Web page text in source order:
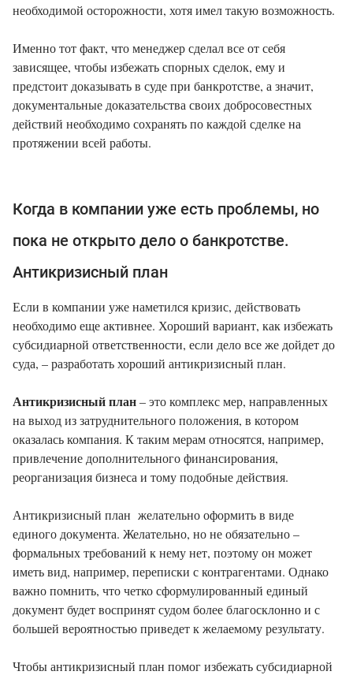
необходимой осторожности, хотя имел такую возможность.
Именно тот факт, что менеджер сделал все от себя
зависящее, чтобы избежать спорных сделок, ему и
предстоит доказывать в суде при банкротстве, а значит,
документальные доказательства своих добросовестных
действий необходимо сохранять по каждой сделке на
протяжении всей работы.
Когда в компании уже есть проблемы, но
пока не открыто дело о банкротстве.
Антикризисный план
Если в компании уже наметился кризис, действовать
необходимо еще активнее. Хороший вариант, как избежать
субсидиарной ответственности, если дело все же дойдет до
суда, – разработать хороший антикризисный план.
Антикризисный план– это комплекс мер, направленных
на выход из затруднительного положения, в котором
оказалась компания. К таким мерам относятся, например,
привлечение дополнительного финансирования,
реорганизация бизнеса и тому подобные действия.
Антикризисный план желательно оформить в виде
единого документа. Желательно, но не обязательно –
формальных требований к нему нет, поэтому он может
иметь вид, например, переписки с контрагентами. Однако
важно помнить, что четко сформулированный единый
документ будет воспринят судом более благосклонно и с
большей вероятностью приведет к желаемому результату.
Чтобы антикризисный план помог избежать субсидиарной